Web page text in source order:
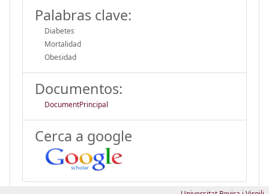
Palabras clave:
Diabetes
Mortalidad
Obesidad
Documentos:
DocumentPrincipal
Cerca a google